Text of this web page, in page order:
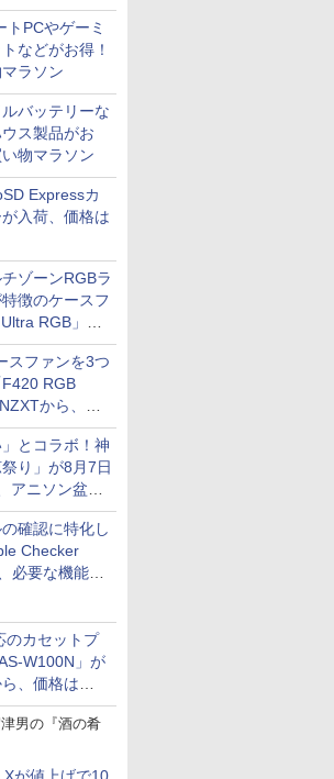
トPCやゲーミ
などがお得！
ラソン
バッテリーな
ス製品がお
物マラソン
Expressカ
入荷、価格は
ゾーンRGBラ
徴のケースフ
RGB」が
スファンを3つ
RGB
から、単
」とコラボ！神
り」が8月7日
アニソン盆踊
などもあり
確認に特化し
Checker
必要な機能を
トに
のカセットプ
W100N」が
、価格は
男の『酒の肴